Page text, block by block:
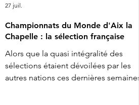
Championnats du Monde d'Aix la
Chapelle : la sélection française
Alors que la quasi intégralité des
sélections étaient dévoilées par les
autres nations ces dernières semaines,
27 juil.